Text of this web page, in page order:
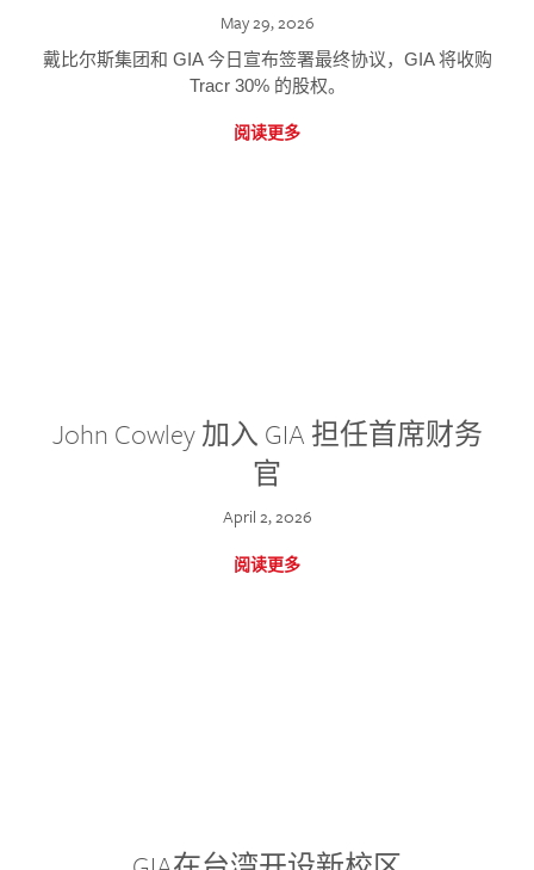
May 29, 2026
戴比尔斯集团和 GIA 今日宣布签署最终协议，GIA 将收购
Tracr 30% 的股权。
阅读更多
John Cowley 加入 GIA 担任首席财务
官
April 2, 2026
阅读更多